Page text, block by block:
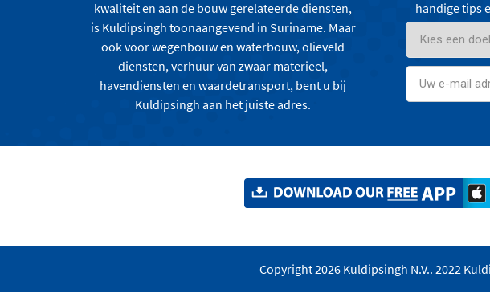
kwaliteit en aan de bouw gerelateerde diensten,
is Kuldipsingh toonaangevend in Suriname. Maar
ook voor wegenbouw en waterbouw, olieveld
diensten, verhuur van zwaar materieel,
havendiensten en waardetransport, bent u bij
Kuldipsingh aan het juiste adres.
handige tips
Copyright 2026 Kuldipsingh N.V.. 2022